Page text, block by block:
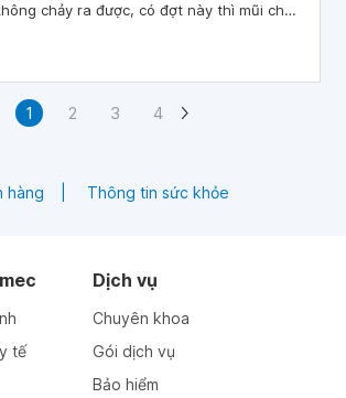
chảy ra được, có đợt này thì mũi cháu
Khi cháu thở có mùi hôi. Vậy bác sĩ
1 2 3 4
hàng Thông tin sức khỏe
tế
Dịch vụ
Chuyên khoa
Gói dịch vụ
Bảo hiểm